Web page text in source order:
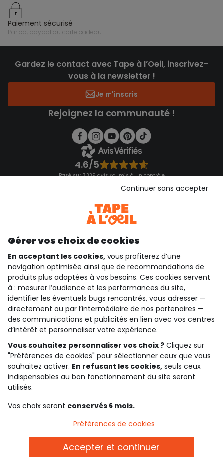
paiement sécurisé
par cb, paypal ou carte cadeau
Gardez le contact avec Tape à l’Oeil, inscrivez-
vous à la newsletter !
Je m'inscris
Rejoignez la communauté !
4.6/5
Basé sur 7 339 avis soumis à un contrôle
Consulter les CGU
qui sommes-nous ?
besoin d'aide ?
le club fidélité
notre catalogue
Conditions générales de ventes et d'utilisation
Conditions d’utilisation des réseaux sociaux
Politique de confidentialité
Cookies et données personnelles
Paramètres des cookies
Gérer vos choix de cookies
En acceptant les cookies, vous profiterez d’une
navigation optimisée ainsi que de recommandations de
produits plus adaptées à vos besoins. Ces cookies servent
à : mesurer l’audience et les performances du site,
identifier les éventuels bugs rencontrés, vous adresser —
directement ou par l’intermédiaire de nos partenaires —
des communications et publicités en lien avec vos centres
d’intérêt et personnaliser votre expérience.
Vous souhaitez personnaliser vos choix ? Cliquez sur
"Préférences de cookies" pour sélectionner ceux que vous
souhaitez activer. En refusant les cookies, seuls ceux
indispensables au bon fonctionnement du site seront
utilisés.
Vos choix seront conservés 6 mois.
Continuer sans accepter
Préférences de cookies
Accepter et continuer